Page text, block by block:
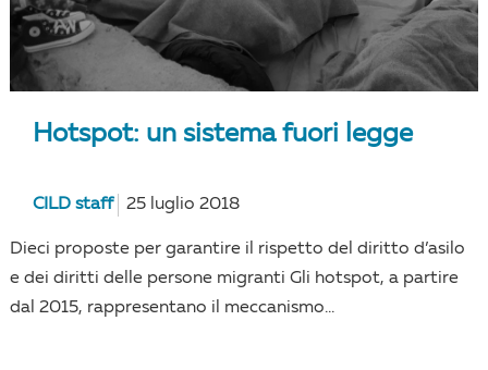
Hotspot: un sistema fuori legge
CILD staff 25 luglio 2018
Dieci proposte per garantire il rispetto del diritto d’asilo
e dei diritti delle persone migranti Gli hotspot, a partire
dal 2015, rappresentano il meccanismo...